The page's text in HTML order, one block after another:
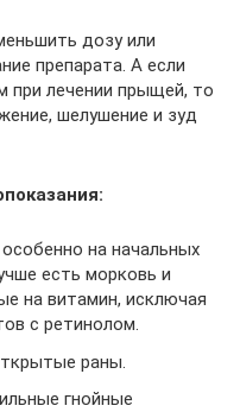
дозу или
препарата. А если
при лечении прыщей, то
шелушение и зуд
на начальных
есть морковь и
на витамин, исключая
с ретинолом.
раны.
гнойные